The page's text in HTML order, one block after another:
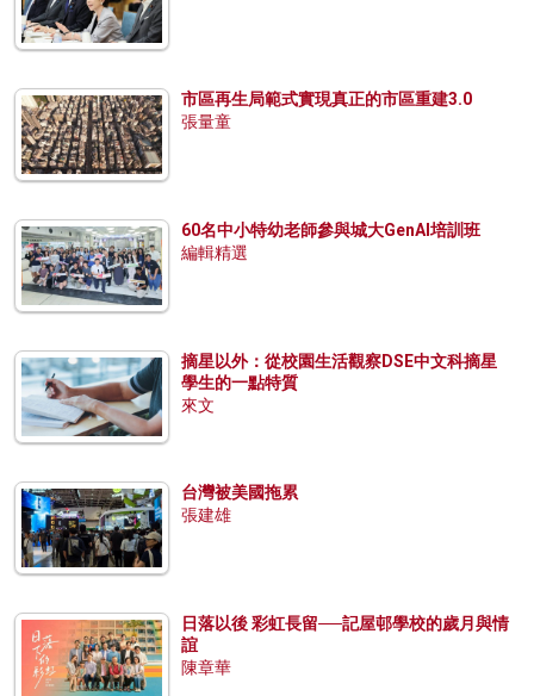
市區再生局範式實現真正的市區重建3.0
張量童
60名中小特幼老師參與城大GenAI培訓班
編輯精選
摘星以外：從校園生活觀察DSE中文科摘星
學生的一點特質
來文
台灣被美國拖累
張建雄
日落以後 彩虹長留──記屋邨學校的歲月與情
誼
陳章華